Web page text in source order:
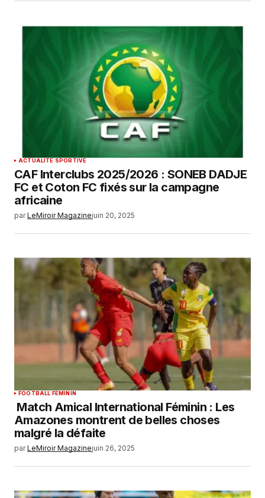
ACTUALITÉ SPORTIVE
CAF Interclubs 2025/2026 : SONEB DADJE
FC et Coton FC fixés sur la campagne
africaine
par LeMiroir Magazinejuin 20, 2025
FOOTBALL FEMININ
Match Amical International Féminin : Les
Amazones montrent de belles choses
malgré la défaite
par LeMiroir Magazinejuin 26, 2025